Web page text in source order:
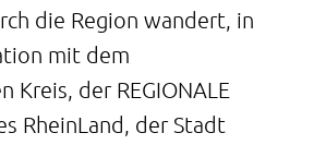
die Region wandert, in
mit dem
Kreis, der REGIONALE
RheinLand, der Stadt